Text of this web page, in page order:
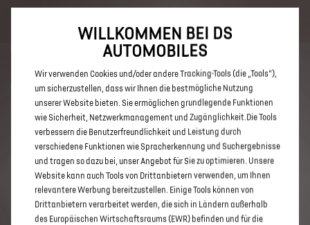
Hybride. Mehr erfahren >>
ENTDECKEN SIE ALLE DS 3 UND
DS 3 CROSSBACK E-TENSE IN BAD
OEYNHAUSEN
WILLKOMMEN BEI DS
AUTOMOBILES
Wir verwenden Cookies und/oder andere Tracking-Tools (die „Tools“),
um sicherzustellen, dass wir Ihnen die bestmögliche Nutzung
unserer Website bieten. Sie ermöglichen grundlegende Funktionen
wie Sicherheit, Netzwerkmanagement und Zugänglichkeit.Die Tools
verbessern die Benutzerfreundlichkeit und Leistung durch
verschiedene Funktionen wie Spracherkennung und Suchergebnisse
und tragen so dazu bei, unser Angebot für Sie zu optimieren. Unsere
Website kann auch Tools von Drittanbietern verwenden, um Ihnen
relevantere Werbung bereitzustellen. Einige Tools können von
Drittanbietern verarbeitet werden, die sich in Ländern außerhalb
des Europäischen Wirtschaftsraums (EWR) befinden und für die